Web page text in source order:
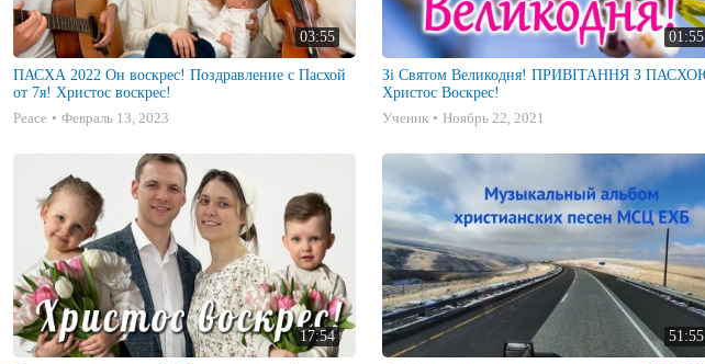
03:55
ПАСХА 2022 Он воскрес! Поздравление с Пасхой
от 7я! Христос воскрес!
Peace
Февраль 13, 2023
01:55
Зі Святом Великодня! ПРИВІТАННЯ З ПАСХОЮ!
Христос Воскрес!
Ученик
Ноябрь 22, 2021
17:54 51:55